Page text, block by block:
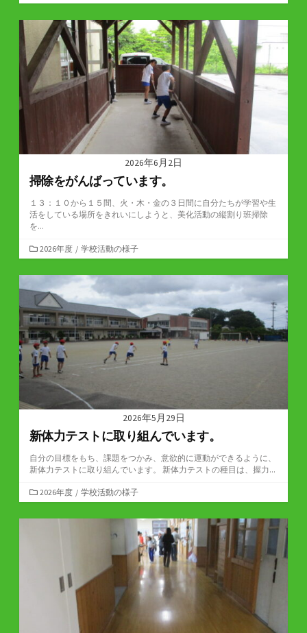
テ
ゴ
ー
2026年6月2日
掃除をがんばっています。
１３：１０から１５間、火・木・金の３日間に自分たちが学習や生
活をしている場所をきれいにしようと、美化活動の縦割り班掃除
を...
カ
テ
ゴ
リ
ー
2026年度 / 学校活動の様子
2026年5月29日
新体力テストに取り組んでいます。
自分の目標をもち、課題をつかみ、意欲的に運動ができるように、
新体力テストに取り組んでいます。 新体力テストの種目は、握力...
カ
テ
ゴ
2026年度 / 学校活動の様子